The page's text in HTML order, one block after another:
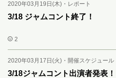
2020年03月19日(木) ・ レポート
3/18 ジャムコント終了！
2
2020年03月17日(火) ・ 開催スケジュール
3/18ジャムコント出演者発表！